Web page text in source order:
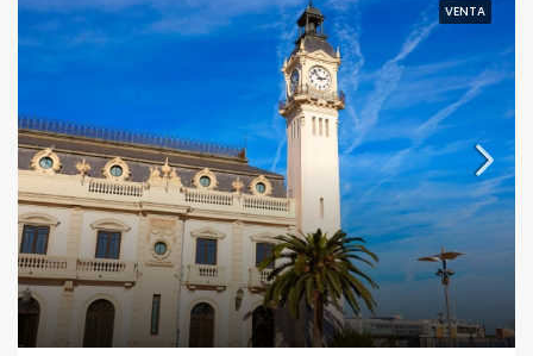
VENTA